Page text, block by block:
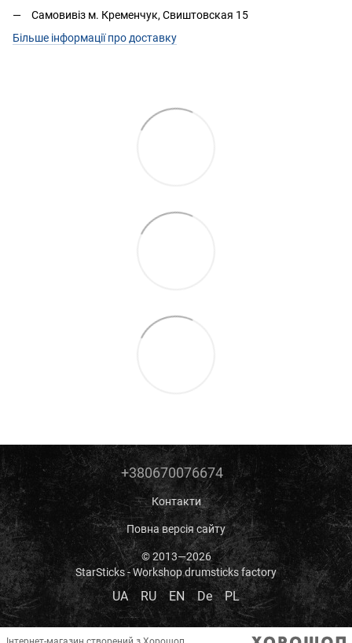
Самовивіз м. Кременчук, Свиштовская 15
Більше інформації про доставку
+380670076674
Контакти
Повна версія сайту
© 2013—2026
StarSticks - Workshop drumsticks factory
UA RU EN De PL